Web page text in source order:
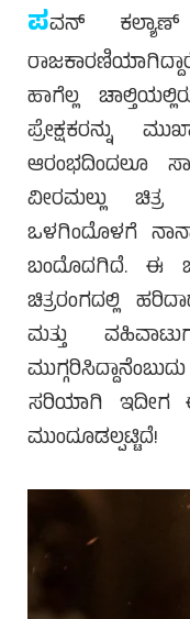
ಪವನ್
ಹಾಗೆಲ್ಲ
ಪ್ರೇಕ್ಷಕರನ್ನು
ಆರಂಭದಿಂದಲೂ
ವೀರಮಲ್ಲು ಚಿತ್ರ
ಒಳಗಿಂದೊಳಗೆ
ಬಂದೊದಗಿದೆ. ಈ
ಚಿತ್ರರಂಗದಲ್ಲಿ
ಮತ್ತು
ಸರಿಯಾಗಿ ಇದೀಗ
ಮುಂದೂಡಲ್ಪಟ್ಟಿದೆ!